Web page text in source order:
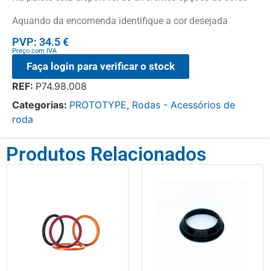
Aquando da encomenda identifique a cor desejada
PVP: 34.5 €
Preço com IVA
Faça login para verificar o stock
REF: P74.98.008
Categorias: PROTOTYPE, Rodas - Acessórios de
roda
Produtos Relacionados